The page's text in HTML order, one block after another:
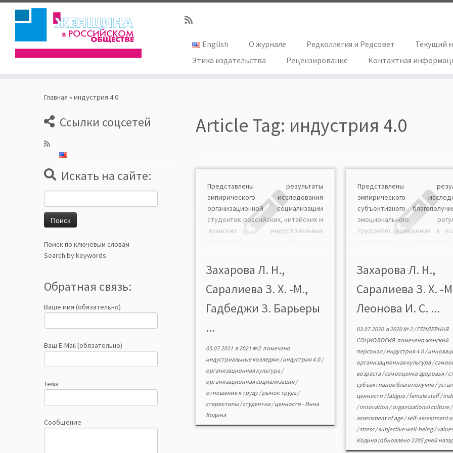
English О журнале Редколлегия и Редсовет Текущий
Этика издательства
Рецензирование Контактная
Главная » индустрия 4.0
Ссылки соцсетей
Искать на сайте:
Поиск по ключевым словам
Search by keywords
Обратная связь:
Ваше имя (обязательно)
Ваш E-Mail (обязательно)
Тема
Сообщение
Article Tag: индустрия 4.0
Представлены результаты
эмпирического исследования
организационной социализации
студенток российских, китайских и
иранских индустриальных
компаниях. Выявлена зависимость
организационной культуры
колледжа от экономической
ситуации в стране и роль
организационной культуры в
благополучия студенток.
субъективный дискомфорт,
нехватку эмоциональной
поддержки в процессе получения
образования, […]
Захарова Л. Н.,
Саралиева З. Х. -М.,
Гадбеджи З. Барьеры
...
05.07.2021 в2021 №2 помечено
индустриальные колледжи /индустрия 4.0/
организационная культура/
организационная социализация/
отношение к труду/рынок труда/
стереотипы/студентки /ценности - Инна
Кодина
Представлены
эмпирического
субъективного
эмоционального
трудового поведения в
субъективного
женского
производственных и
компаний с разным
вовлеченности в
показателям
приоритетов,
стрессу, усталости от
деятельности и
условий, самооценки
Захарова Л. Н.,
Саралиева З. Х. -
Леонова И. С. ...
03.07.2020в2020 № 2/ГЕНДЕРНАЯ
СОЦИОЛОГИЯ помеченоженский
персонал/индустрия 4.0/
организационная культура/
возраста/самооценка здоровья/
субъективное благополучие/
ценности /fatigue/female staff/
/innovation /organizational culture/
assessment of age/self-assessment
/stress/subjective well-being/
Кодина(обновлено 2205 дней